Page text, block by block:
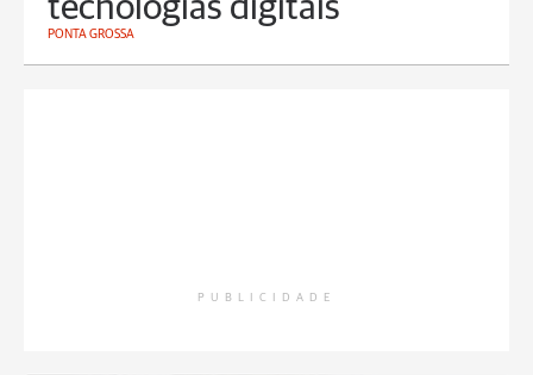
tecnologias digitais
PONTA GROSSA
PUBLICIDADE